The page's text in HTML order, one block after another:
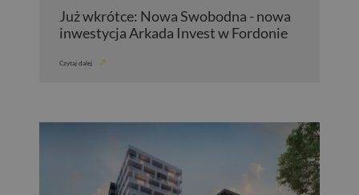
Już wkrótce: Nowa Swobodna - nowa
inwestycja Arkada Invest w Fordonie
Czytaj dalej